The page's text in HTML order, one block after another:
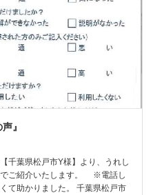
』
千葉県松戸市Y様】より、うれし
でご紹介いたします。 ※電話し
て助かりました。 千葉県松戸市